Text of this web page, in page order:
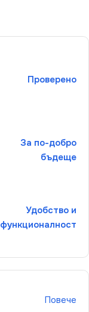
Проверено
За по-добро
бъдеще
Удобство и
функционалност
Повече